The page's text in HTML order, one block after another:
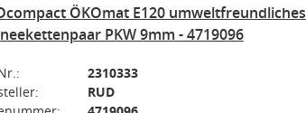
ÖKOmat E120 umweltfreundliches
PKW 9mm - 4719096
2310333
RUD